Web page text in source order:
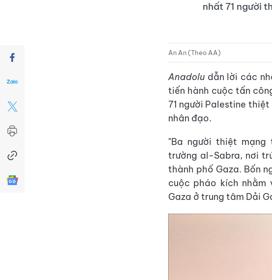
nhất 71 người
An An (Theo AA)
Anadolu dẫn lời các
tiến hành cuộc tấn
71 người Palestine
nhân đạo.
"Ba người thiệt
trường al-Sabra, nơi
thành phố Gaza. Bốn
cuộc pháo kích nhằm
Gaza ở trung tâm Dải